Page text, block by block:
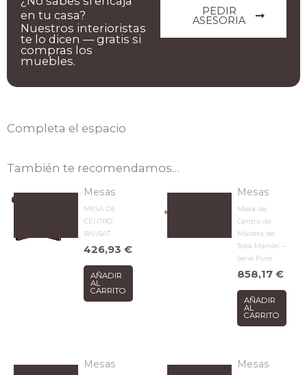
PEDIR
ASESORIA
en tu casa?
Nuestros interioristas
te lo dicen — gratis si
compras los
muebles.
Completa el espacio
También te recomendamos…
Mesas
MESA DE
CENTRO
BANSAT
426,93€
AÑADIR
AL
CARRITO
Mesas
Mesa de
Centro de
Madera de
Teka Marrón –
Serie Pure
858,17€
AÑADIR
AL
CARRITO
Mesas Mesas